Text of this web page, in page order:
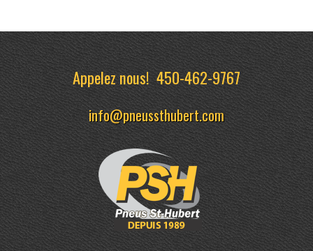
Appelez nous!450-462-9767
info@pneussthubert.com